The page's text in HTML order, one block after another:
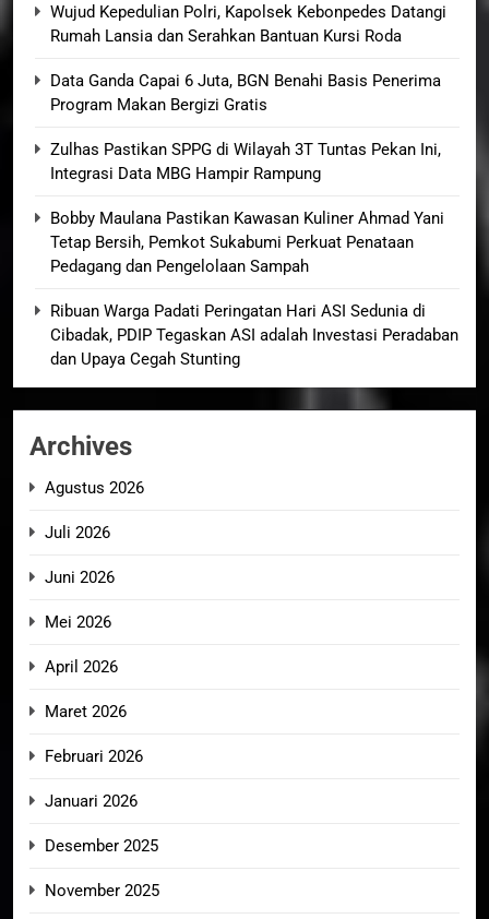
Wujud Kepedulian Polri, Kapolsek Kebonpedes Datangi
Rumah Lansia dan Serahkan Bantuan Kursi Roda
Data Ganda Capai 6 Juta, BGN Benahi Basis Penerima
Program Makan Bergizi Gratis
Zulhas Pastikan SPPG di Wilayah 3T Tuntas Pekan Ini,
Integrasi Data MBG Hampir Rampung
Bobby Maulana Pastikan Kawasan Kuliner Ahmad Yani
Tetap Bersih, Pemkot Sukabumi Perkuat Penataan
Pedagang dan Pengelolaan Sampah
Ribuan Warga Padati Peringatan Hari ASI Sedunia di
Cibadak, PDIP Tegaskan ASI adalah Investasi Peradaban
dan Upaya Cegah Stunting
Archives
Agustus 2026
Juli 2026
Juni 2026
Mei 2026
April 2026
Maret 2026
Februari 2026
Januari 2026
Desember 2025
November 2025